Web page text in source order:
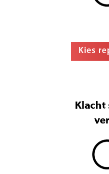
Kies
Klacht